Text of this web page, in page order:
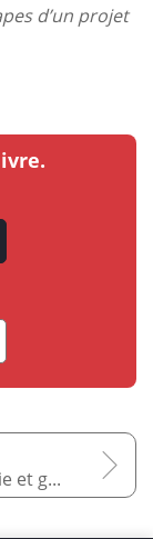
d’un projet
Stratégie et gouvernance